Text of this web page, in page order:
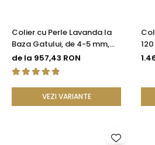
Colier cu Perle Lavanda la
Baza Gatului, de 4-5 mm,
Perle Rare, Calitate AAA+,
Aur 14K | KASKADDA®
de la 957,43 RON
VEZI VARIANTE